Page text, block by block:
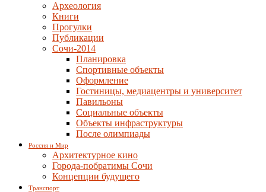
Археология
Книги
Прогулки
Публикации
Сочи-2014
Планировка
Спортивные объекты
Оформление
Гостиницы, медиацентры и университет
Павильоны
Социальные объекты
Объекты инфраструктуры
После олимпиады
Россия и Мир
Архитектурное кино
Города-побратимы Сочи
Концепции будущего
Транспорт